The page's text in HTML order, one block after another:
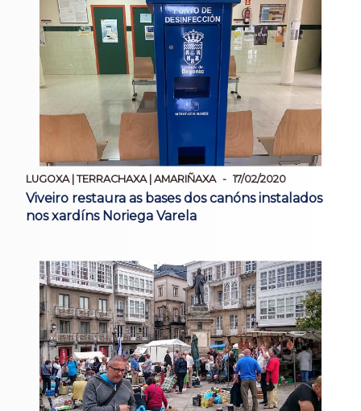
LUGOXA | TERRACHAXA | AMARIÑAXA 17/02/2020
Viveiro restaura as bases dos canóns instalados
nos xardíns Noriega Varela